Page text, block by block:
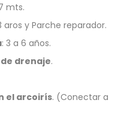
mts.
aros y Parche reparador.
: 3 a 6 años.
drenaje.
el arcoirís. (Conectar a